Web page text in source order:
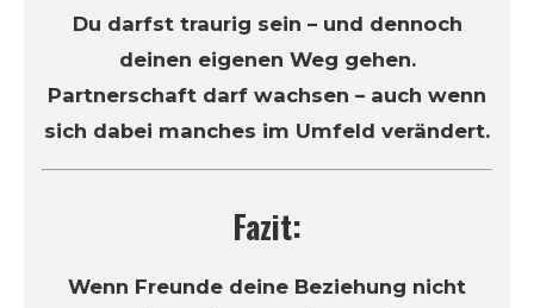
Du darfst traurig sein – und dennoch
deinen eigenen Weg gehen.
Partnerschaft darf wachsen – auch wenn
sich dabei manches im Umfeld verändert.
Fazit:
Wenn Freunde deine Beziehung nicht